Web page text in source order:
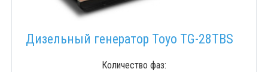
Дизельный генератор Toyo TG-28TBS
Количество фаз: